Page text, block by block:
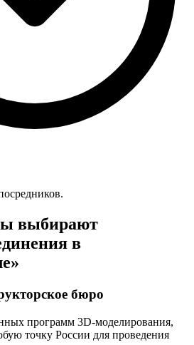
выбирают
в
бюро
программ 3D-моделирования,
точку России для проведения